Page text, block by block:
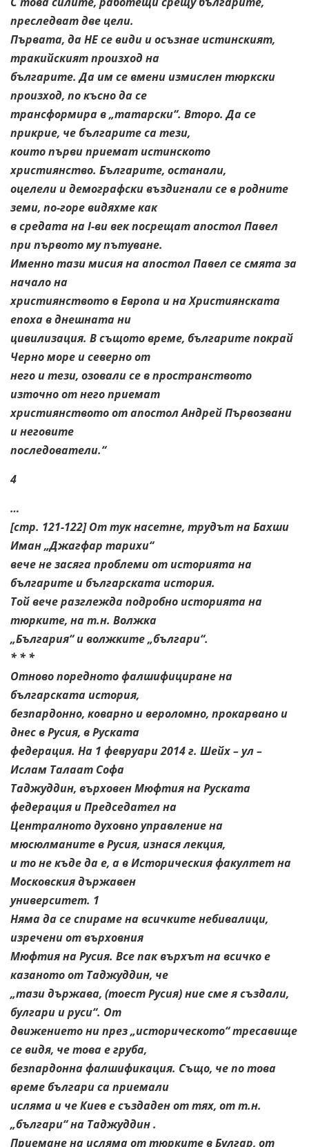
преследват две цели.
Първата, да НЕ се види и осъзнае истинският,
тракийският произход на
българите. Да им се вмени измислен тюркски
произход, по късно да се
трансформира в „татарски“. Второ. Да се
прикрие, че българите са тези,
които първи приемат истинското
християнство. Българите, останали,
оцелели и демографски въздигнали се в родните
земи, по-горе видяхме как
в средата на I-ви век посрещат апостол Павел
при първото му пътуване.
Именно тази мисия на апостол Павел се смята за
начало на
християнството в Европа и на Християнската
епоха в днешната ни
цивилизация. В същото време, българите покрай
Черно море и северно от
него и тези, озовали се в пространството
източно от него приемат
християнството от апостол Андрей Първозвани
и неговите
последователи.“
4
…
[стр. 121-122] От тук насетне, трудът на Бахши
Иман „Джагфар тарихи“
вече не засяга проблеми от историята на
българите и българската история.
Той вече разглежда подробно историята на
тюрките, на т.н. Волжка
„България“ и волжките „българи“.
* * *
Отново поредното фалшифициране на
българската история,
безпардонно, коварно и вероломно, прокарвано и
днес в Русия, в Руската
федерация. На 1 февруари 2014 г. Шейх – ул –
Ислам Талаат Софа
Таджуддин, върховен Мюфтия на Руската
федерация и Председател на
Централното духовно управление на
мюсюлманите в Русия, изнася лекция,
и то не къде да е, а в Историческия факултет на
Московския държавен
университет. 1
Няма да се спираме на всичките небивалици,
изречени от върховния
Мюфтия на Русия. Все пак върхът на всичко е
казаното от Таджуддин, че
„тази държава, (тоест Русия) ние сме я създали,
булгари и руси“. От
движението ни през „историческото“ тресавище
се видя, че това е груба,
безпардонна фалшификация. Също, че по това
време българи са приемали
исляма и че Киев е създаден от тях, от т.н.
„българи“ на Таджуддин .
Приемане на исляма от тюрките в Булгар, от